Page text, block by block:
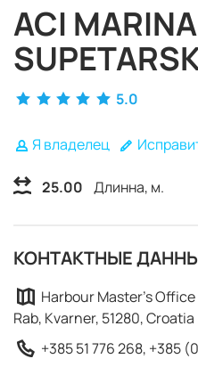
ACI MARINA
5.0
Я владелец
25.00 Длинна, м.
КОНТАКТНЫЕ
Harbour Master's
Rab, Kvarner, 51280, Croatia
+385 51 776 268, +385
31
1 2